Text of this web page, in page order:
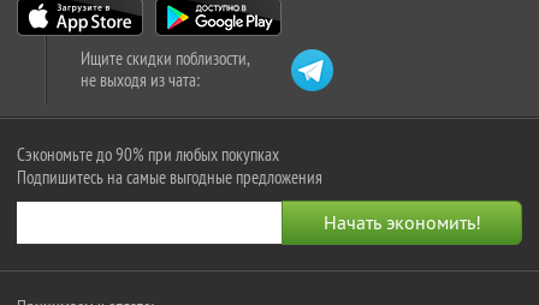
Ищите скидки поблизости,
не выходя из чата:
Сэкономьте до 90% при любых покупках
Подпишитесь на самые выгодные предложения